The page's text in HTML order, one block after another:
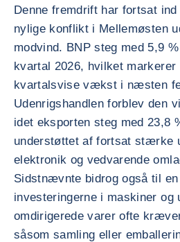
Denne fremdrift har fortsat
nylige konflikt i Mellemøsten
modvind. BNP steg med 5,9
kvartal 2026, hvilket markerer
kvartalsvise vækst i næsten
Udenrigshandlen forblev den
idet eksporten steg med 23,8
understøttet af fortsat stærke
elektronik og vedvarende
Sidstnævnte bidrog også til
investeringerne i maskiner og
omdirigerede varer ofte
såsom samling eller